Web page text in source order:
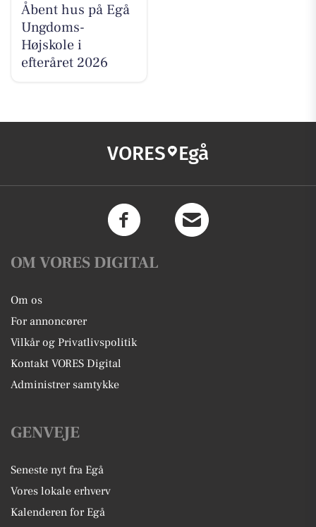
Åbent hus på Egå
Ungdoms-
Højskole i
efteråret 2026
VORES Egå
OM VORES DIGITAL
Om os
For annoncører
Vilkår og Privatlivspolitik
Kontakt VORES Digital
Administrer samtykke
GENVEJE
Seneste nyt fra Egå
Vores lokale erhverv
Kalenderen for Egå